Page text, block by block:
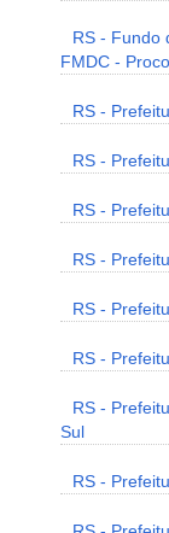
RS - Fundo
FMDC -
RS -
RS -
RS -
RS -
RS -
RS -
RS -
Sul
RS -